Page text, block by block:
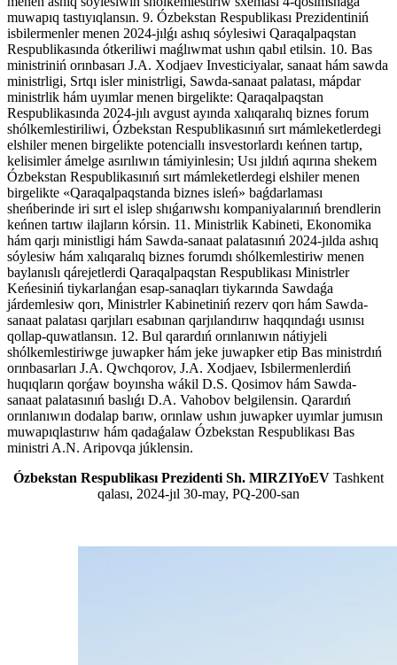
muwapıq tastıyıqlansın. 9. Ózbekstan Respublikası Prezidentiniń
isbilermenler menen 2024-jılǵı ashıq sóylesiwi Qaraqalpaqstan
Respublikasında ótkeriliwi maǵlıwmat ushın qabıl etilsin. 10. Bas
ministriniń orınbasarı J.A. Xodjaev Investiciyalar, sanaat hám sawda
ministrligi, Srtqı isler ministrligi, Sawda-sanaat palatası, mápdar
ministrlik hám uyımlar menen birgelikte: Qaraqalpaqstan
Respublikasında 2024-jılı avgust ayında xalıqaralıq biznes forum
shólkemlestiriliwi, Ózbekstan Respublikasınıń sırt mámleketlerdegi
elshiler menen birgelikte potenciallı insvestorlardı keńnen tartıp,
kelisimler ámelge asırılıwın támiyinlesin; Usı jıldıń aqırına shekem
Ózbekstan Respublikasınıń sırt mámleketlerdegi elshiler menen
birgelikte «Qaraqalpaqstanda biznes isleń» baǵdarlaması
sheńberinde iri sırt el islep shıǵarıwshı kompaniyalarınıń brendlerin
keńnen tartıw ilajların kórsin. 11. Ministrlik Kabineti, Ekonomika
hám qarjı ministligi hám Sawda-sanaat palatasınıń 2024-jılda ashıq
sóylesiw hám xalıqaralıq biznes forumdı shólkemlestiriw menen
baylanıslı qárejetlerdi Qaraqalpaqstan Respublikası Ministrler
Keńesiniń tiykarlanǵan esap-sanaqları tiykarında Sawdaǵa
járdemlesiw qorı, Ministrler Kabinetiniń rezerv qorı hám Sawda-
sanaat palatası qarjıları esabınan qarjılandırıw haqqındaǵı usınısı
qollap-quwatlansın. 12. Bul qarardıń orınlanıwın nátiyjeli
shólkemlestiriwge juwapker hám jeke juwapker etip Bas ministrdıń
orınbasarları J.A. Qwchqorov, J.A. Xodjaev, Isbilermenlerdiń
huqıqların qorǵaw boyınsha wákil D.S. Qosimov hám Sawda-
sanaat palatasınıń baslıǵı D.A. Vahobov belgilensin. Qarardıń
orınlanıwın dodalap barıw, orınlaw ushın juwapker uyımlar jumısın
muwapıqlastırıw hám qadaǵalaw Ózbekstan Respublikası Bas
ministri A.N. Aripovqa júklensin.
Ózbekstan Respublikası Prezidenti Sh. MIRZIYoEV Tashkent
qalası, 2024-jıl 30-may, PQ-200-san